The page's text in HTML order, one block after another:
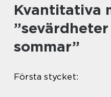
Kvantitativa
sommar”
Första stycket: